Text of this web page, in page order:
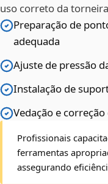
uso correto da
Preparação de
adequada
Ajuste de pressão
Instalação de
Vedação e
Profissionais
ferramentas
assegurando